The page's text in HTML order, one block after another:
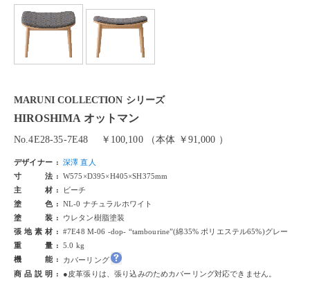
MARUNI COLLECTION シリーズ
HIROSHIMA オットマン
No.4E28-35-7E48 ￥100,100 （本体 ￥91,000 ）
デザイナー
深澤 直人
寸法
W575×D395×H405×SH375mm
主材
ビーチ
塗色
NL-0 ナチュラルホワイト
塗装
ウレタン樹脂塗装
張地素材
#7E48 M-06 -dop- “tambourine”(綿35% ポリエステル65%)グレー
重量
5.0 kg
機能
カバーリング
商品説明
●皮革張りは、張り込みのためカバーリング対応できません。